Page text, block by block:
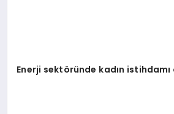
Enerji sektöründe kadın istihdamı